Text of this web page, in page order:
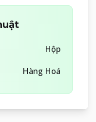
Hộp
Hàng Hoá